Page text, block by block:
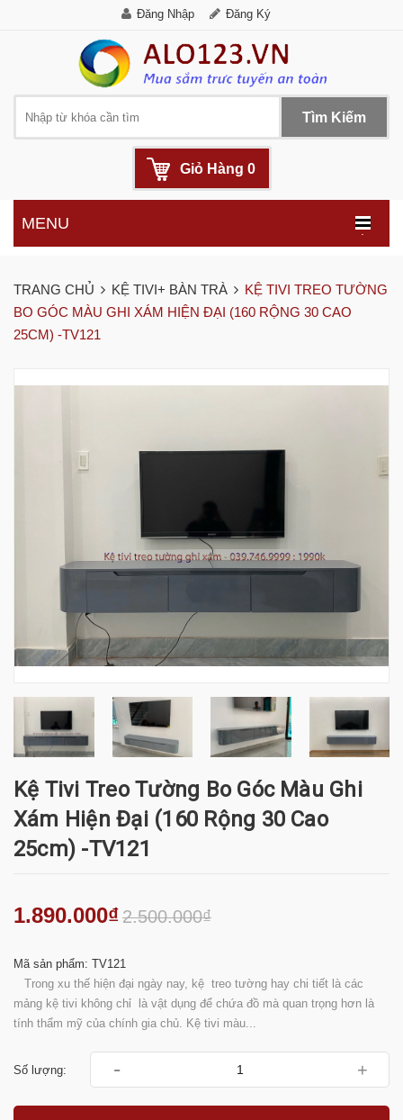
Đăng Nhập Đăng Ký
Tìm Kiếm
Giỏ Hàng 0
.
MENU
TRANG CHỦ KỆ TIVI+ BÀN TRÀ
KỆ TIVI TREO TƯỜNG
BO GÓC MÀU GHI XÁM HIỆN ĐẠI (160 RỘNG 30 CAO
25CM) -TV121
Kệ Tivi Treo Tường Bo Góc Màu Ghi
Xám Hiện Đại (160 Rộng 30 Cao
25cm) -TV121
1.890.000₫2.500.000₫
Mã sản phẩm: TV121
Trong xu thế hiện đại ngày nay, kệ treo tường hay chi tiết là các
mảng kệ tivi không chỉ là vật dụng để chứa đồ mà quan trọng hơn là
tính thẩm mỹ của chính gia chủ. Kệ tivi màu...
Số lượng: - +